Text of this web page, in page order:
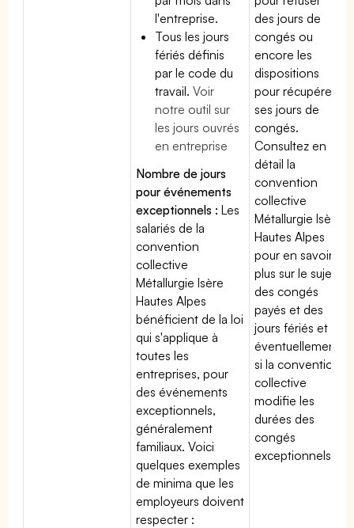
l'entreprise.
Tous les jours
fériés définis
par le code du
travail.Voir
notre outil sur
les jours ouvrés
en entreprise
Nombre de jours
pour événements
exceptionnels : Les
salariés de la
convention
collective
Métallurgie Isère
Hautes Alpes
bénéficient de la loi
qui s'applique à
toutes les
entreprises, pour
des événements
exceptionnels,
généralement
familiaux. Voici
quelques exemples
de minima que les
employeurs doivent
respecter :
des jours de
congés ou
encore les
dispositions
pour récupérer
ses jours de
congés.
Consultez en
détail la
convention
collective
Métallurgie Isère
Hautes Alpes
pour en savoir
plus sur le sujet
des congés
payés et des
jours fériés et
éventuellement
si la convention
collective
modifie les
durées des
congés
exceptionnels.